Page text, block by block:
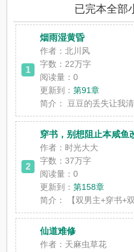
已完本全部
1
烟雨湿黄昏
作者：北川风
字数：22万字
阅读量：0
更新到：第91章
简介：
豆豆的丢失让我
2
穿书，别想阻止本咸鱼
作者：时光大大
字数：37万字
阅读量：0
更新到：第158章
简介：
【双男主+穿书
仙道难修
作者：天麻虫草花